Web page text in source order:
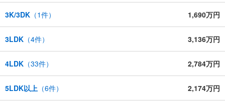
3K/3DK （1件） 1,690万円
3LDK （4件） 3,136万円
4LDK （33件） 2,784万円
5LDK以上 （6件） 2,174万円